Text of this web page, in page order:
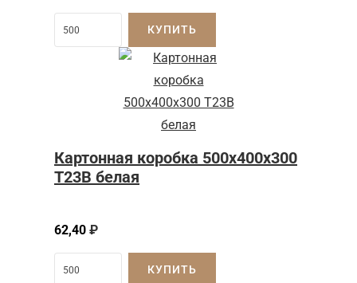
КУПИТЬ
Картонная коробка 500x400x300
Т23B белая
62,40 ₽
КУПИТЬ